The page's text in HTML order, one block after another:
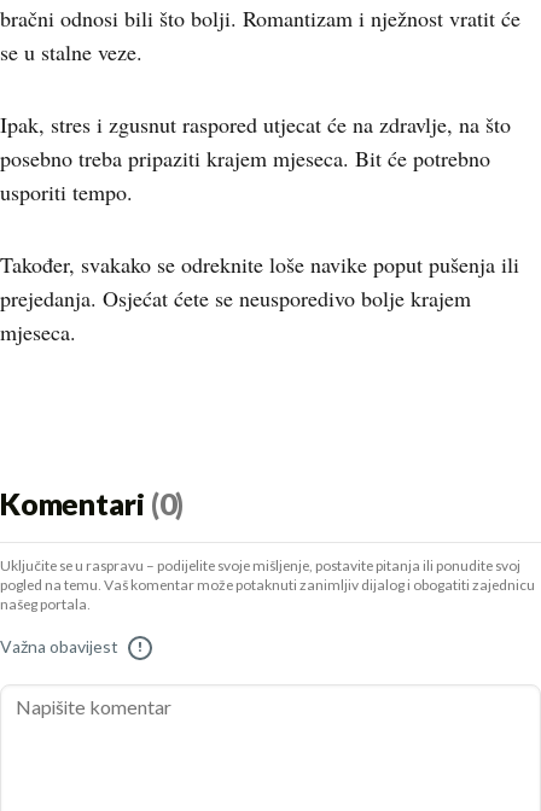
bračni odnosi bili što bolji. Romantizam i nježnost vratit će
se u stalne veze.
Ipak, stres i zgusnut raspored utjecat će na zdravlje, na što
posebno treba pripaziti krajem mjeseca. Bit će potrebno
usporiti tempo.
Također, svakako se odreknite loše navike poput pušenja ili
prejedanja. Osjećat ćete se neusporedivo bolje krajem
mjeseca.
Komentari (0)
Uključite se u raspravu – podijelite svoje mišljenje, postavite pitanja ili ponudite svoj
pogled na temu. Vaš komentar može potaknuti zanimljiv dijalog i obogatiti zajednicu
našeg portala.
Važna obavijest !